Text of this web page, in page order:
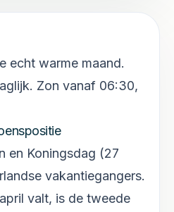
echt warme maand.
Zon vanaf 06:30,
en Koningsdag (27
vakantiegangers.
valt, is de tweede